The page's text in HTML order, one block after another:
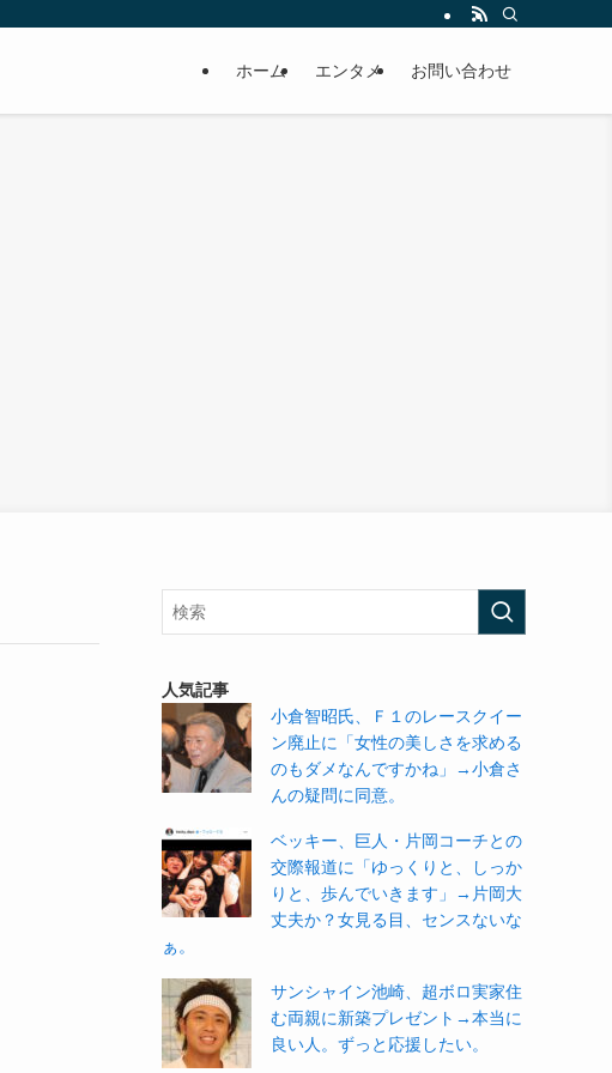
ホーム エンタメ お問い合わせ
人気記事
小倉智昭氏、Ｆ１のレースクイー
ン廃止に「女性の美しさを求める
のもダメなんですかね」→小倉さ
んの疑問に同意。
ベッキー、巨人・片岡コーチとの
交際報道に「ゆっくりと、しっか
りと、歩んでいきます」→片岡大
丈夫か？女見る目、センスないな
ぁ。
サンシャイン池崎、超ボロ実家住
む両親に新築プレゼント→本当に
良い人。ずっと応援したい。